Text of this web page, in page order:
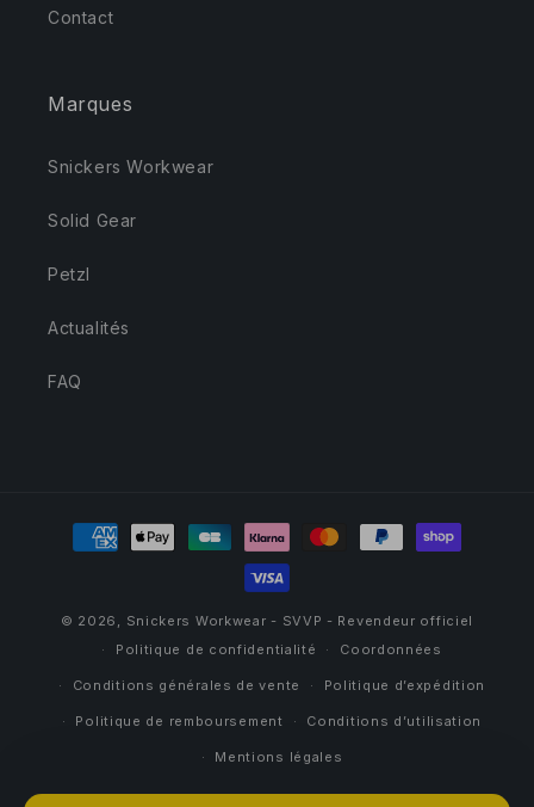
Contact
Marques
Snickers Workwear
Solid Gear
Petzl
Actualités
FAQ
Moyens
© 2026, Snickers Workwear - SVVP - Revendeur officiel
Politique de confidentialité
Coordonnées
Conditions générales de vente Politique d’expédition
Politique de remboursement Conditions d’utilisation
Mentions légales